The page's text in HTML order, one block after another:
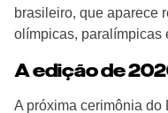
brasileiro, que aparece
olímpicas, paralímpicas
A edição de
A próxima cerimônia do